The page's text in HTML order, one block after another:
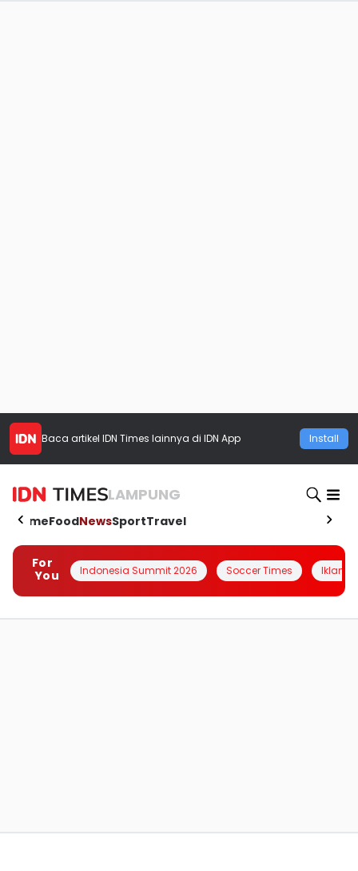
Baca artikel IDN Times lainnya di IDN App Install
LAMPUNG
HomeFoodNewsSportTravel
For
You
Indonesia Summit 2026 Soccer Times Iklanin